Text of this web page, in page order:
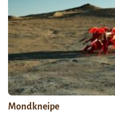
Mondkneipe